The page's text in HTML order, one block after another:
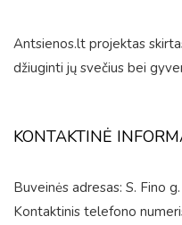
Antsienos.lt projektas
džiuginti jų svečius bei
KONTAKTINĖ
Buveinės adresas: S. Fino
Kontaktinis telefono